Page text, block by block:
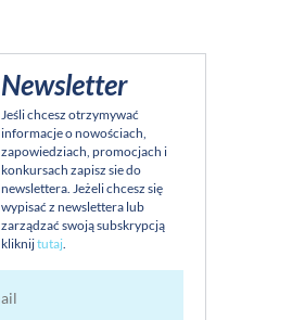
Newsletter
Jeśli chcesz otrzymywać
informacje o nowościach,
zapowiedziach, promocjach i
konkursach zapisz sie do
newslettera. Jeżeli chcesz się
wypisać z newslettera lub
zarządzać swoją subskrypcją
kliknijtutaj.